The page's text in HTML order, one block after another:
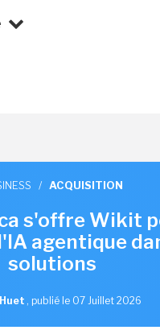
/ ACQUISITION
s'offre Wikit
agentique
solutions
, publié le 07 Juillet 2026